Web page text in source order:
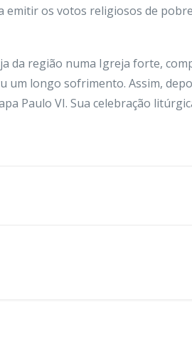
os votos religiosos de
da região numa Igreja forte,
um longo sofrimento. Assim,
Paulo VI. Sua celebração